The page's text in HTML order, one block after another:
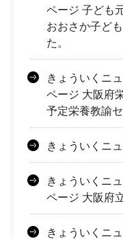
ページ 子ども
おおさか子ど
た。
きょういくニ
ページ 大阪府
予定栄養教諭
きょういくニ
きょういくニ
ページ 大阪府
きょういくニ